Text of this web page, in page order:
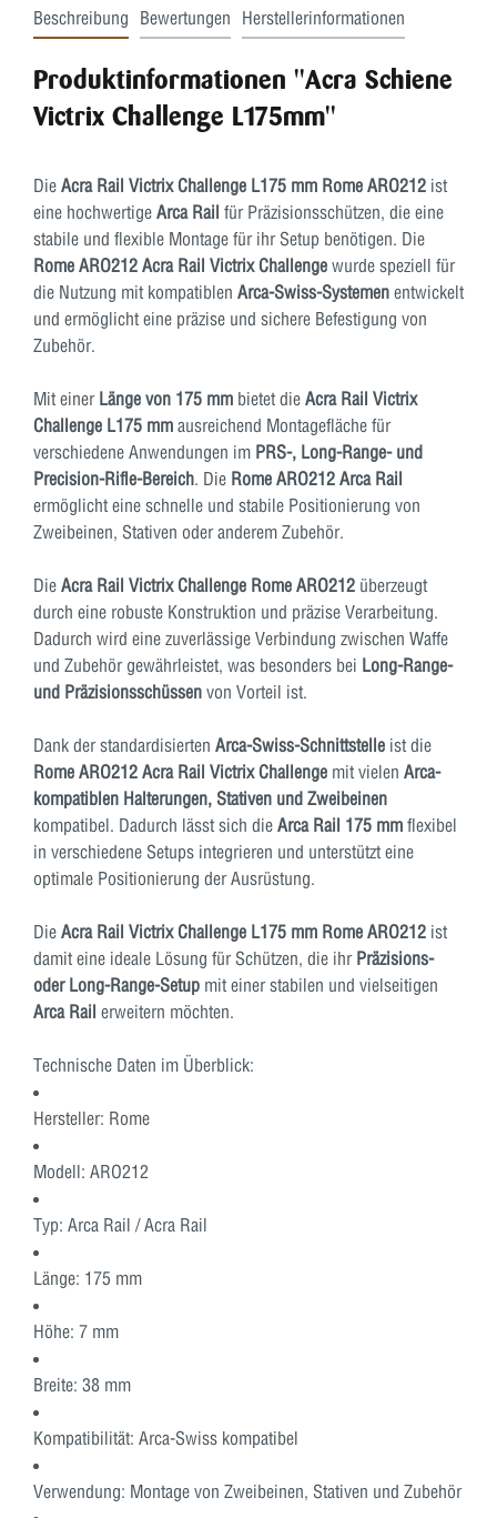
Beschreibung Bewertungen Herstellerinformationen
Produktinformationen "Acra Schiene
Victrix Challenge L175mm"
Die Acra Rail Victrix Challenge L175 mm Rome ARO212 ist
eine hochwertige Arca Rail für Präzisionsschützen, die eine
stabile und flexible Montage für ihr Setup benötigen. Die
Rome ARO212 Acra Rail Victrix Challenge wurde speziell für
die Nutzung mit kompatiblen Arca-Swiss-Systemen entwickelt
und ermöglicht eine präzise und sichere Befestigung von
Zubehör.
Mit einer Länge von 175 mm bietet die Acra Rail Victrix
Challenge L175 mm ausreichend Montagefläche für
verschiedene Anwendungen im PRS-, Long-Range- und
Precision-Rifle-Bereich. Die Rome ARO212 Arca Rail
ermöglicht eine schnelle und stabile Positionierung von
Zweibeinen, Stativen oder anderem Zubehör.
Die Acra Rail Victrix Challenge Rome ARO212 überzeugt
durch eine robuste Konstruktion und präzise Verarbeitung.
Dadurch wird eine zuverlässige Verbindung zwischen Waffe
und Zubehör gewährleistet, was besonders bei Long-Range-
und Präzisionsschüssen von Vorteil ist.
Dank der standardisierten Arca-Swiss-Schnittstelle ist die
Rome ARO212 Acra Rail Victrix Challenge mit vielen Arca-
kompatiblen Halterungen, Stativen und Zweibeinen
kompatibel. Dadurch lässt sich die Arca Rail 175 mm flexibel
in verschiedene Setups integrieren und unterstützt eine
optimale Positionierung der Ausrüstung.
Die Acra Rail Victrix Challenge L175 mm Rome ARO212 ist
damit eine ideale Lösung für Schützen, die ihr Präzisions-
oder Long-Range-Setup mit einer stabilen und vielseitigen
Arca Rail erweitern möchten.
Technische Daten im Überblick:
Hersteller: Rome
Modell: ARO212
Typ: Arca Rail / Acra Rail
Länge: 175 mm
Höhe: 7 mm
Breite: 38 mm
Kompatibilität: Arca-Swiss kompatibel
Verwendung: Montage von Zweibeinen, Stativen und Zubehör